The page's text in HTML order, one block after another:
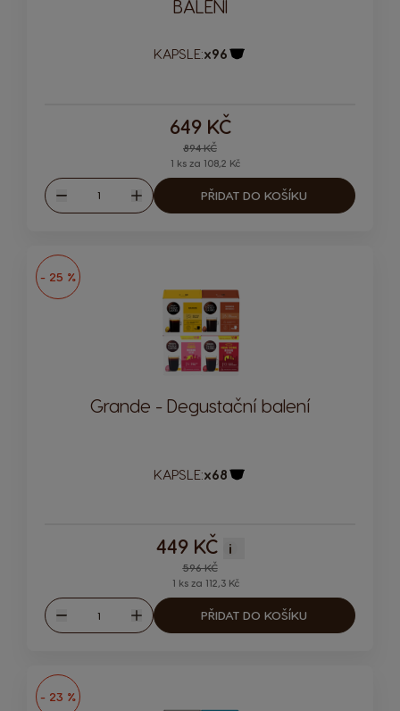
BALENÍ
KAPSLE:x96
Regular Price
894 KČ
649 KČ
1 ks za 108,2 Kč
Množství
Zvýšit
PŘIDAT DO KOŠÍKU
- 25 %
Grande - Degustační balení
KAPSLE:x68
Regular Price
596 KČ
449 KČ i
1 ks za 112,3 Kč
Množství
Zvýšit
PŘIDAT DO KOŠÍKU
- 23 %